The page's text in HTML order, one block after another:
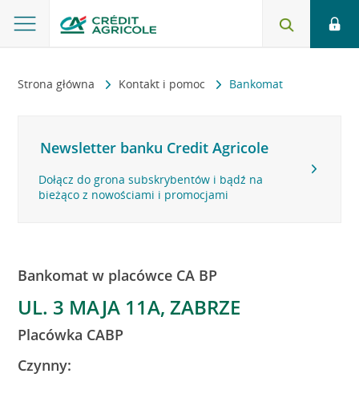
Strona główna Kontakt i pomoc Bankomat
Newsletter banku Credit Agricole
Dołącz do grona subskrybentów i bądź na
bieżąco z nowościami i promocjami
Bankomat w placówce CA BP
UL. 3 MAJA 11A, ZABRZE
Placówka CABP
Czynny: